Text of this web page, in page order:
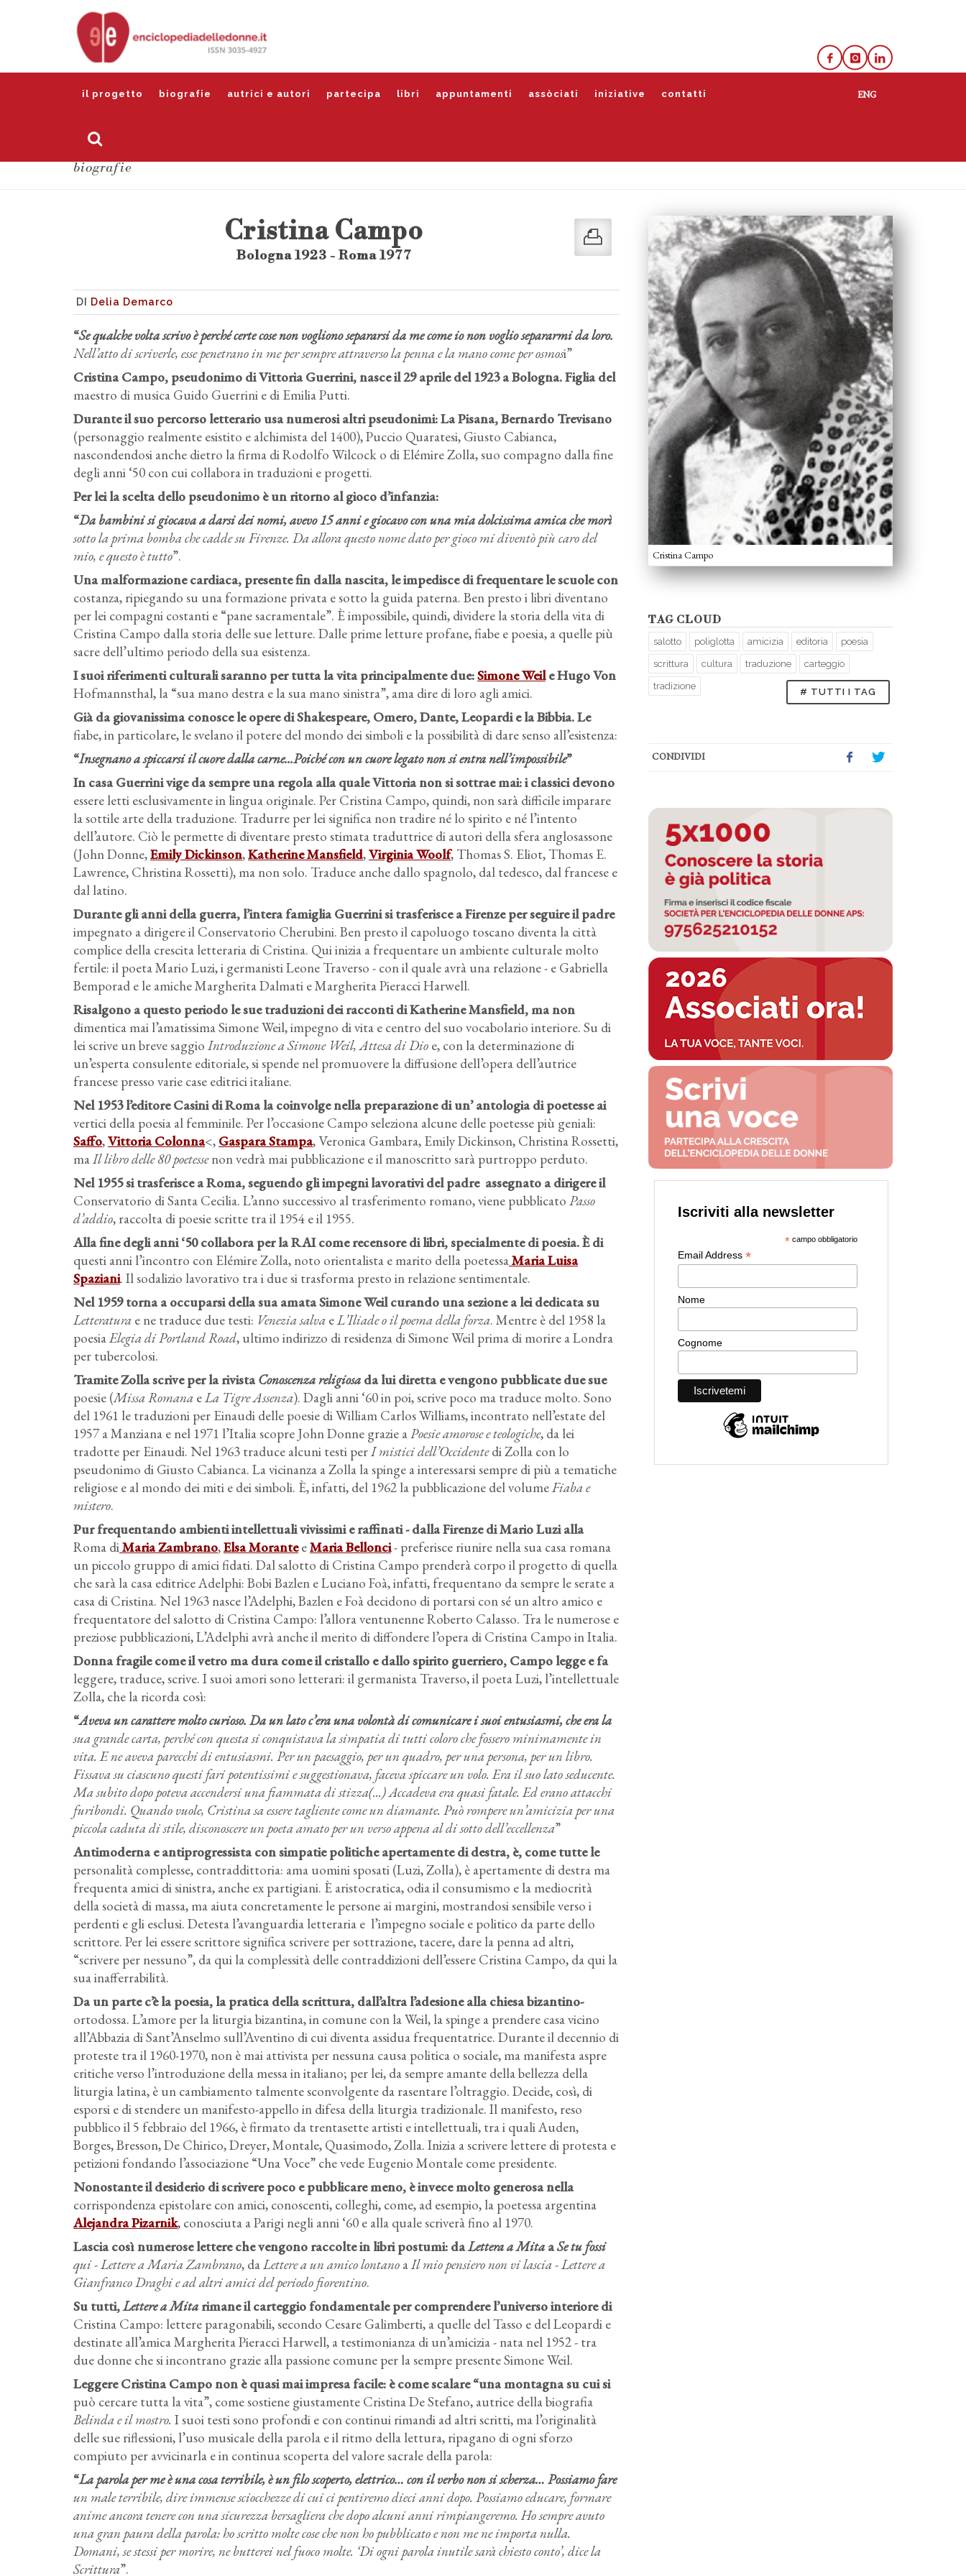
il progetto biografie autrici e autori partecipa libri appuntamenti assòciati iniziative contatti
biografie
Cristina Campo
TAG CLOUD
salotto poliglotta amicizia editoria poesia
scrittura cultura traduzione carteggio
tradizione
# TUTTI I TAG
CONDIVIDI
Cristina Campo
Bologna 1923 - Roma 1977
DI Delia Demarco
“Se qualche volta scrivo è perché certe cose non vogliono separarsi da me come io non voglio separarmi da loro.
Nell’atto di scriverle, esse penetrano in me per sempre attraverso la penna e la mano come per osmosi”
Cristina Campo, pseudonimo di Vittoria Guerrini, nasce il 29 aprile del 1923 a Bologna. Figlia del
maestro di musica Guido Guerrini e di Emilia Putti.
Durante il suo percorso letterario usa numerosi altri pseudonimi: La Pisana, Bernardo Trevisano
(personaggio realmente esistito e alchimista del 1400), Puccio Quaratesi, Giusto Cabianca,
nascondendosi anche dietro la firma di Rodolfo Wilcock o di Elémire Zolla, suo compagno dalla fine
degli anni ‘50 con cui collabora in traduzioni e progetti.
Per lei la scelta dello pseudonimo è un ritorno al gioco d’infanzia:
“Da bambini si giocava a darsi dei nomi, avevo 15 anni e giocavo con una mia dolcissima amica che morì
sotto la prima bomba che cadde su Firenze. Da allora questo nome dato per gioco mi diventò più caro del
mio, e questo è tutto”.
Una malformazione cardiaca, presente fin dalla nascita, le impedisce di frequentare le scuole con
costanza, ripiegando su una formazione privata e sotto la guida paterna. Ben presto i libri diventano
per lei compagni costanti e “pane sacramentale”. È impossibile, quindi, dividere la storia della vita di
Cristina Campo dalla storia delle sue letture. Dalle prime letture profane, fiabe e poesia, a quelle più
sacre dell’ultimo periodo della sua esistenza.
I suoi riferimenti culturali saranno per tutta la vita principalmente due:Simone Weile Hugo Von
Hofmannsthal, la “sua mano destra e la sua mano sinistra”, ama dire di loro agli amici.
Già da giovanissima conosce le opere di Shakespeare, Omero, Dante, Leopardi e la Bibbia. Le
fiabe, in particolare, le svelano il potere del mondo dei simboli e la possibilità di dare senso all’esistenza:
“Insegnano a spiccarsi il cuore dalla carne...Poiché con un cuore legato non si entra nell’impossibile”
In casa Guerrini vige da sempre una regola alla quale Vittoria non si sottrae mai: i classici devono
essere letti esclusivamente in lingua originale. Per Cristina Campo, quindi, non sarà difficile imparare
la sottile arte della traduzione. Tradurre per lei significa non tradire né lo spirito e né l’intento
dell’autore. Ciò le permette di diventare presto stimata traduttrice di autori della sfera anglosassone
(John Donne,Emily Dickinson,Katherine Mansfield,Virginia Woolf, Thomas S. Eliot, Thomas E.
Lawrence, Christina Rossetti), ma non solo. Traduce anche dallo spagnolo, dal tedesco, dal francese e
dal latino.
Durante gli anni della guerra, l’intera famiglia Guerrini si trasferisce a Firenze per seguire il padre
impegnato a dirigere il Conservatorio Cherubini. Ben presto il capoluogo toscano diventa la città
complice della crescita letteraria di Cristina. Qui inizia a frequentare un ambiente culturale molto
fertile: il poeta Mario Luzi, i germanisti Leone Traverso - con il quale avrà una relazione - e Gabriella
Bemporad e le amiche Margherita Dalmati e Margherita Pieracci Harwell.
Risalgono a questo periodo le sue traduzioni dei racconti di Katherine Mansfield, ma non
dimentica mai l’amatissima Simone Weil, impegno di vita e centro del suo vocabolario interiore. Su di
lei scrive un breve saggio Introduzione a Simone Weil, Attesa di Dio e, con la determinazione di
un’esperta consulente editoriale, si spende nel promuovere la diffusione dell’opera dell’autrice
francese presso varie case editrici italiane.
Nel 1953 l’editore Casini di Roma la coinvolge nella preparazione di un’ antologia di poetesse ai
vertici della poesia al femminile. Per l’occasione Campo seleziona alcune delle poetesse più geniali:
Saffo,Vittoria Colonna<, Gaspara Stampa, Veronica Gambara, Emily Dickinson, Christina Rossetti,
maIl libro delle 80 poetessenon vedrà mai pubblicazione e il manoscritto sarà purtroppo perduto.
Nel 1955 si trasferisce a Roma, seguendo gli impegni lavorativi del padre assegnato a dirigere il
Conservatorio di Santa Cecilia. L’anno successivo al trasferimento romano, viene pubblicato Passo
d’addio, raccolta di poesie scritte tra il 1954 e il 1955.
Alla fine degli anni ‘50 collabora per la RAI come recensore di libri, specialmente di poesia. È di
questi anni l’incontro con Elémire Zolla, noto orientalista e marito della poetessaMaria Luisa
Spaziani. Il sodalizio lavorativo tra i due si trasforma presto in relazione sentimentale.
Nel 1959 torna a occuparsi della sua amata Simone Weil curando una sezione a lei dedicata su
Letteratura e ne traduce due testi: Venezia salva eL’Iliade o il poema della forza. Mentre è del 1958 la
poesiaElegia di Portland Road, ultimo indirizzo di residenza di Simone Weil prima di morire a Londra
per tubercolosi.
Tramite Zolla scrive per la rivistaConoscenza religiosa da lui diretta e vengono pubblicate due sue
poesie (Missa Romana eLa Tigre Assenza). Dagli anni ‘60 in poi, scrive poco ma traduce molto. Sono
del 1961 le traduzioni per Einaudi delle poesie di William Carlos Williams, incontrato nell’estate del
1957 a Manziana e nel 1971 l’Italia scopre John Donne grazie aPoesie amorose e teologiche, da lei
tradotte per Einaudi. Nel 1963 traduce alcuni testi perI mistici dell’Occidentedi Zolla con lo
pseudonimo di Giusto Cabianca. La vicinanza a Zolla la spinge a interessarsi sempre di più a tematiche
religiose e al mondo dei miti e dei simboli. È, infatti, del 1962 la pubblicazione del volumeFiaba e
mistero.
Pur frequentando ambienti intellettuali vivissimi e raffinati - dalla Firenze di Mario Luzi alla
Roma diMaria Zambrano,Elsa MoranteeMaria Bellonci- preferisce riunire nella sua casa romana
un piccolo gruppo di amici fidati. Dal salotto di Cristina Campo prenderà corpo il progetto di quella
che sarà la casa editrice Adelphi: Bobi Bazlen e Luciano Foà, infatti, frequentano da sempre le serate a
casa di Cristina. Nel 1963 nasce l’Adelphi, Bazlen e Foà decidono di portarsi con sé un altro amico e
frequentatore del salotto di Cristina Campo: l’allora ventunenne Roberto Calasso. Tra le numerose e
preziose pubblicazioni, L’Adelphi avrà anche il merito di diffondere l’opera di Cristina Campo in Italia.
Donna fragile come il vetro ma dura come il cristallo e dallo spirito guerriero, Campo legge e fa
leggere, traduce, scrive. I suoi amori sono letterari: il germanista Traverso, il poeta Luzi, l’intellettuale
Zolla, che la ricorda così:
“Aveva un carattere molto curioso. Da un lato c’era una volontà di comunicare i suoi entusiasmi, che era la
sua grande carta, perché con questa si conquistava la simpatia di tutti coloro che fossero minimamente in
vita. E ne aveva parecchi di entusiasmi. Per un paesaggio, per un quadro, per una persona, per un libro.
Fissava su ciascuno questi fari potentissimi e suggestionava, faceva spiccare un volo. Era il suo lato seducente.
Ma subito dopo poteva accendersi una fiammata di stizza(...) Accadeva era quasi fatale. Ed erano attacchi
furibondi. Quando vuole, Cristina sa essere tagliente come un diamante. Può rompere un’amicizia per una
piccola caduta di stile, disconoscere un poeta amato per un verso appena al di sotto dell’eccellenza”
Antimoderna e antiprogressista con simpatie politiche apertamente di destra, è, come tutte le
personalità complesse, contraddittoria: ama uomini sposati (Luzi, Zolla), è apertamente di destra ma
frequenta amici di sinistra, anche ex partigiani. È aristocratica, odia il consumismo e la mediocrità
della società di massa, ma aiuta concretamente le persone ai margini, mostrandosi sensibile verso i
perdenti e gli esclusi. Detesta l’avanguardia letteraria e l’impegno sociale e politico da parte dello
scrittore. Per lei essere scrittore significa scrivere per sottrazione, tacere, dare la penna ad altri,
“scrivere per nessuno”, da qui la complessità delle contraddizioni dell’essere Cristina Campo, da qui la
sua inafferrabilità.
Da un parte c’è la poesia, la pratica della scrittura, dall’altra l’adesione alla chiesa bizantino-
ortodossa. L’amore per la liturgia bizantina, in comune con la Weil, la spinge a prendere casa vicino
all’Abbazia di Sant’Anselmo sull’Aventino di cui diventa assidua frequentatrice. Durante il decennio di
proteste tra il 1960-1970, non è mai attivista per nessuna causa politica o sociale, ma manifesta aspre
critiche verso l’introduzione della messa in italiano; per lei, da sempre amante della bellezza della
liturgia latina, è un cambiamento talmente sconvolgente da rasentare l’oltraggio. Decide, così, di
esporsi e di stendere un manifesto-appello in difesa della liturgia tradizionale. Il manifesto, reso
pubblico il 5 febbraio del 1966, è firmato da trentasette artisti e intellettuali, tra i quali Auden,
Borges, Bresson, De Chirico, Dreyer, Montale, Quasimodo, Zolla. Inizia a scrivere lettere di protesta e
petizioni fondando l’associazione “Una Voce” che vede Eugenio Montale come presidente.
Nonostante il desiderio di scrivere poco e pubblicare meno, è invece molto generosa nella
corrispondenza epistolare con amici, conoscenti, colleghi, come, ad esempio, la poetessa argentina
Alejandra Pizarnik, conosciuta a Parigi negli anni ‘60 e alla quale scriverà fino al 1970.
Lascia così numerose lettere che vengono raccolte in libri postumi: daLettera a Mita aSe tu fossi
qui - Lettere a Maria Zambrano, daLettere a un amico lontano aIl mio pensiero non vi lascia - Lettere a
Gianfranco Draghi e ad altri amici del periodo fiorentino.
Su tutti,Lettere a Mita rimane il carteggio fondamentale per comprendere l’universo interiore di
Cristina Campo: lettere paragonabili, secondo Cesare Galimberti, a quelle del Tasso e del Leopardi e
destinate all’amica Margherita Pieracci Harwell, a testimonianza di un’amicizia - nata nel 1952 - tra
due donne che si incontrano grazie alla passione comune per la sempre presente Simone Weil.
Leggere Cristina Campo non è quasi mai impresa facile: è come scalare “una montagna su cui si
può cercare tutta la vita”, come sostiene giustamente Cristina De Stefano, autrice della biografia
Belinda e il mostro. I suoi testi sono profondi e con continui rimandi ad altri scritti, ma l’originalità
delle sue riflessioni, l’uso musicale della parola e il ritmo della lettura, ripagano di ogni sforzo
compiuto per avvicinarla e in continua scoperta del valore sacrale della parola:
“La parola per me è una cosa terribile, è un filo scoperto, elettrico… con il verbo non si scherza… Possiamo fare
un male terribile, dire immense sciocchezze di cui ci pentiremo dieci anni dopo. Possiamo educare, formare
anime ancora tenere con una sicurezza bersagliera che dopo alcuni anni rimpiangeremo. Ho sempre avuto
una gran paura della parola: ho scritto molte cose che non ho pubblicato e non me ne importa nulla.
Domani, se stessi per morire, ne butterei nel fuoco molte. ‘Di ogni parola inutile sarà chiesto conto’, dice la
Scrittura”.